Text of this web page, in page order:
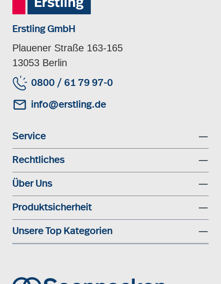
Erstling GmbH
Plauener Straße 163-165
13053 Berlin
0800 / 61 79 97-0
info@erstling.de
Service
Rechtliches
Über Uns
Produktsicherheit
Unsere Top Kategorien